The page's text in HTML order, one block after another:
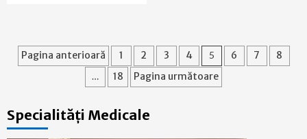
Paginație
Pagina anterioară 1 2 3 4 5 6 7 8
… 18 Pagina următoare
Specialități Medicale